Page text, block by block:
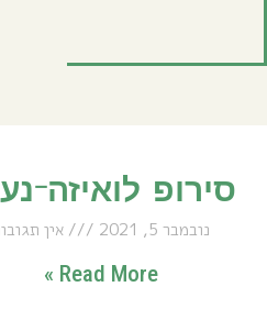
סירופ לואיזה-
נובמבר 5, 2021 אין
Read More »